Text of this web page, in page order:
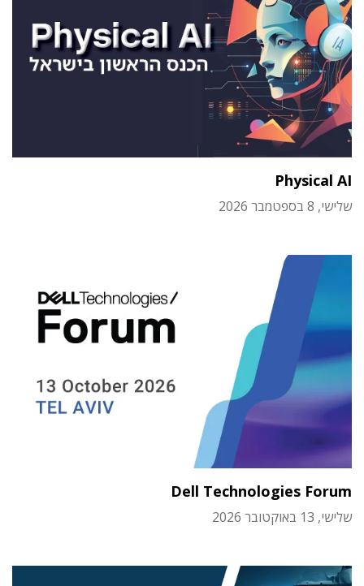
Physical AI
שלישי, 8 בספטמבר 2026
Dell Technologies Forum
שלישי, 13 באוקטובר 2026